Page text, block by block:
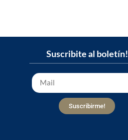
Suscribite al boletín!
Suscribirme!